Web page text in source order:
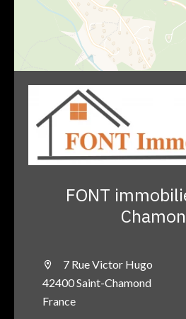
FONT
7 Rue Victor Hugo
42400 Saint-Chamond
France